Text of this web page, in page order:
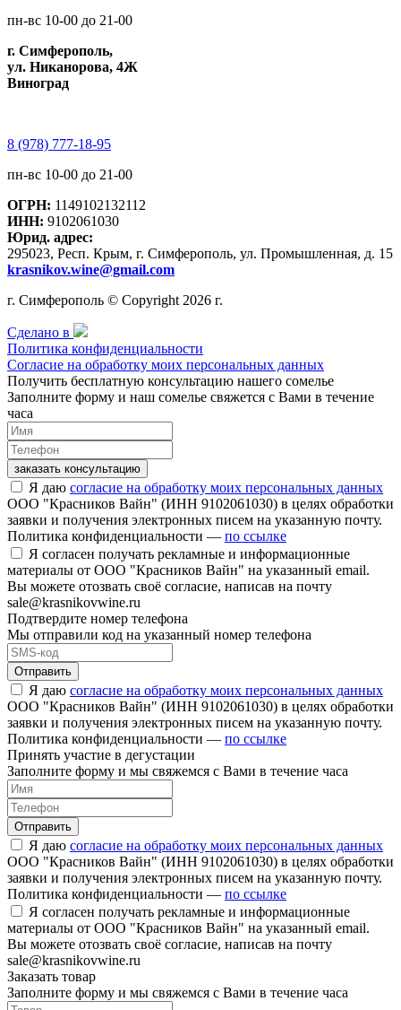
пн-вс 10-00 до 21-00
г. Симферополь,
ул. Никанорова, 4Ж
Виноград
8 (978) 777-18-95
пн-вс 10-00 до 21-00
ОГРН: 1149102132112
ИНН: 9102061030
Юрид. адрес:
295023, Респ. Крым, г. Симферополь, ул. Промышленная, д. 15
krasnikov.wine@gmail.com
г. Симферополь © Copyright 2026 г.
Сделано в
Политика конфиденциальности
Согласие на обработку моих персональных данных
Получить бесплатную консультацию нашего сомелье
Заполните форму и наш сомелье свяжется с Вами в течение
часа
заказать консультацию
Я даю согласие на обработку моих персональных данных
ООО "Красников Вайн" (ИНН 9102061030) в целях обработки
заявки и получения электронных писем на указанную почту.
Политика конфиденциальности — по ссылке
Я согласен получать рекламные и информационные
материалы от ООО "Красников Вайн" на указанный email.
Вы можете отозвать своё согласие, написав на почту
sale@krasnikovwine.ru
Подтвердите номер телефона
Мы отправили код на указанный номер телефона
Отправить
Я даю согласие на обработку моих персональных данных
ООО "Красников Вайн" (ИНН 9102061030) в целях обработки
заявки и получения электронных писем на указанную почту.
Политика конфиденциальности — по ссылке
Принять участие в дегустации
Заполните форму и мы свяжемся с Вами в течение часа
Отправить
Я даю согласие на обработку моих персональных данных
ООО "Красников Вайн" (ИНН 9102061030) в целях обработки
заявки и получения электронных писем на указанную почту.
Политика конфиденциальности — по ссылке
Я согласен получать рекламные и информационные
материалы от ООО "Красников Вайн" на указанный email.
Вы можете отозвать своё согласие, написав на почту
sale@krasnikovwine.ru
Заказать товар
Заполните форму и мы свяжемся с Вами в течение часа